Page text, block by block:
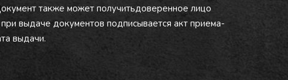
также может получитьдоверенное лицо
выдаче документов подписывается акт приема-
выдачи.